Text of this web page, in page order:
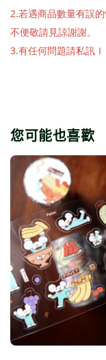
2.若遇商品數量有誤
不便敬請見諒謝謝。
3.有任何問題請私訊
您可能也喜歡